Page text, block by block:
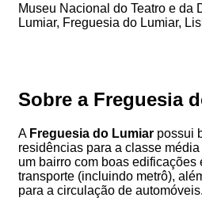
Museu Nacional do Teatro e da
Lumiar, Freguesia do Lumiar,
Sobre a Freguesia
A Freguesia do Lumiar possui
residências para a classe
um bairro com boas edificações
transporte (incluindo metrô),
para a circulação de automóveis.